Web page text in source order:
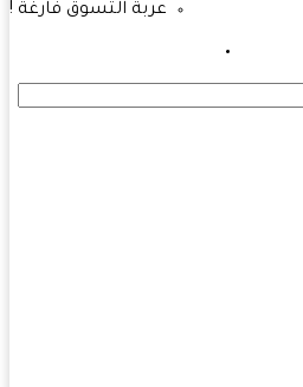
عربة التسوق فارغة !